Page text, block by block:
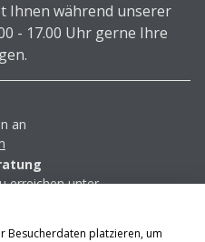
Ihnen während unserer
- 17.00 Uhr gerne Ihre
an
erreichen unter
Besucherdaten platzieren, um